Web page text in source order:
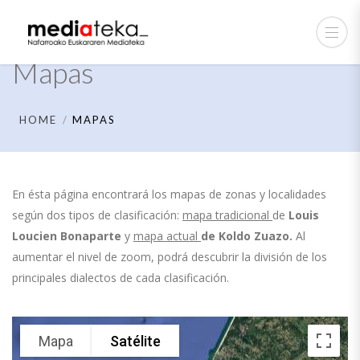
Mapas
HOME MAPAS
En ésta página encontrará los mapas de zonas y localidades
según dos tipos de clasificación: mapa tradicional de Louis
Loucien Bonaparte y mapa actual de Koldo Zuazo. Al
aumentar el nivel de zoom, podrá descubrir la división de los
principales dialectos de cada clasificación.
Mapa Satélite